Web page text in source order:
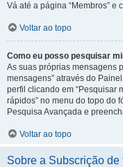
Vá até a página “Membros” e
Voltar ao topo
Como eu posso pesquisar
As suas próprias mensagens
mensagens” através do
perfil clicando em “Pesquisar
rápidos” no menu do topo do
Pesquisa Avançada e
Voltar ao topo
Sobre a Subscrição